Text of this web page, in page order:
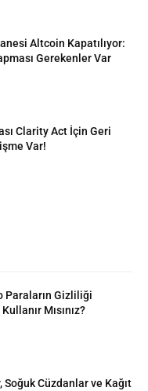
Altcoin Kapatılıyor:
Gerekenler Var
Clarity Act İçin Geri
Var!
Paraların Gizliliği
Mısınız?
Soğuk Cüzdanlar ve Kağıt